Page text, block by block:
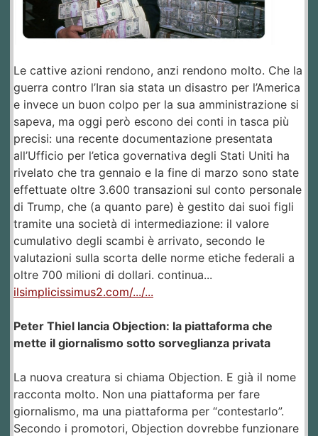
Le cattive azioni rendono, anzi rendono molto. Che la
guerra contro l’Iran sia stata un disastro per l’America
e invece un buon colpo per la sua amministrazione si
sapeva, ma oggi però escono dei conti in tasca più
precisi: una recente documentazione presentata
all’Ufficio per l’etica governativa degli Stati Uniti ha
rivelato che tra gennaio e la fine di marzo sono state
effettuate oltre 3.600 transazioni sul conto personale
di Trump, che (a quanto pare) è gestito dai suoi figli
tramite una società di intermediazione: il valore
cumulativo degli scambi è arrivato, secondo le
valutazioni sulla scorta delle norme etiche federali a
oltre 700 milioni di dollari. continua...
ilsimplicissimus2.com/.../...
Peter Thiel lancia Objection: la piattaforma che
mette il giornalismo sotto sorveglianza privata
La nuova creatura si chiama Objection. E già il nome
racconta molto. Non una piattaforma per fare
giornalismo, ma una piattaforma per “contestarlo”.
Secondo i promotori, Objection dovrebbe funzionare